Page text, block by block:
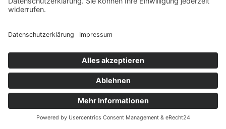
Neueste Beiträge
Dein Cannabis-Homegrow: Wie du mit stabiler Genetik und
klassischem Geschmack deine Ernte meisterst
Frische Snacks unterwegs: So bleibt alles knackig und hygienisch
verpackt
So bringt gezieltes Wassertraining Rücken und Gelenke auf Touren –